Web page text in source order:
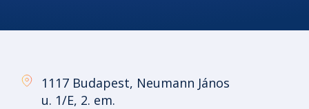
1117 Budapest, Neumann János
u. 1/E, 2. em.